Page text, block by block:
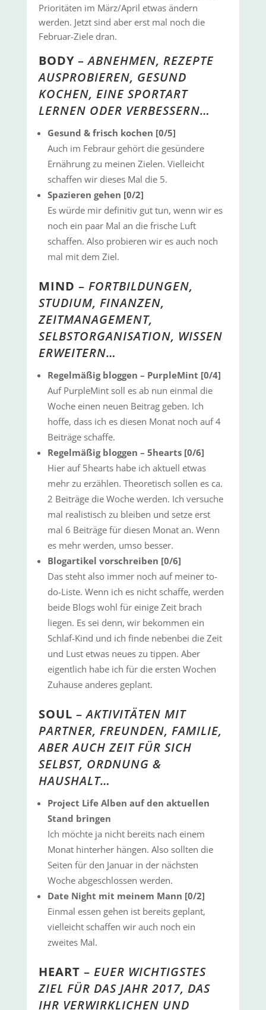
Prioritäten im März/April etwas ändern
werden. Jetzt sind aber erst mal noch die
Februar-Ziele dran.
BODY–ABNEHMEN, REZEPTE
AUSPROBIEREN, GESUND
KOCHEN, EINE SPORTART
LERNEN ODER VERBESSERN…
Gesund & frisch kochen [0/5]
Auch im Febraur gehört die gesündere
Ernährung zu meinen Zielen. Vielleicht
schaffen wir dieses Mal die 5.
Spazieren gehen [0/2]
Es würde mir definitiv gut tun, wenn wir es
noch ein paar Mal an die frische Luft
schaffen. Also probieren wir es auch noch
mal mit dem Ziel.
MIND – FORTBILDUNGEN,
STUDIUM, FINANZEN,
ZEITMANAGEMENT,
SELBSTORGANISATION, WISSEN
ERWEITERN…
Regelmäßig bloggen – PurpleMint [0/4]
Auf PurpleMint soll es ab nun einmal die
Woche einen neuen Beitrag geben. Ich
hoffe, dass ich es diesen Monat noch auf 4
Beiträge schaffe.
Regelmäßig bloggen – 5hearts [0/6]
Hier auf 5hearts habe ich aktuell etwas
mehr zu erzählen. Theoretisch sollen es ca.
2 Beiträge die Woche werden. Ich versuche
mal realistisch zu bleiben und setze erst
mal 6 Beiträge für diesen Monat an. Wenn
es mehr werden, umso besser.
Blogartikel vorschreiben [0/6]
Das steht also immer noch auf meiner to-
do-Liste. Wenn ich es nicht schaffe, werden
beide Blogs wohl für einige Zeit brach
liegen. Es sei denn, wir bekommen ein
Schlaf-Kind und ich finde nebenbei die Zeit
und Lust etwas neues zu tippen. Aber
eigentlich habe ich für die ersten Wochen
Zuhause anderes geplant.
SOUL –AKTIVITÄTEN MIT
PARTNER, FREUNDEN, FAMILIE,
ABER AUCH ZEIT FÜR SICH
SELBST, ORDNUNG &
HAUSHALT…
Project Life Alben auf den aktuellen
Stand bringen
Ich möchte ja nicht bereits nach einem
Monat hinterher hängen. Also sollten die
Seiten für den Januar in der nächsten
Woche abgeschlossen werden.
Date Night mit meinem Mann [0/2]
Einmal essen gehen ist bereits geplant,
vielleicht schaffen wir auch noch ein
zweites Mal.
HEART – EUER WICHTIGSTES
ZIEL FÜR DAS JAHR 2017, DAS
IHR VERWIRKLICHEN UND